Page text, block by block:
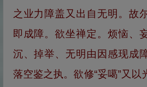
之业力障盖又出自无明。故
即成障。欲坐禅定。烦恼、
沉、掉举、无明由因感现成
落空鉴之执。欲修“妥噶”又以